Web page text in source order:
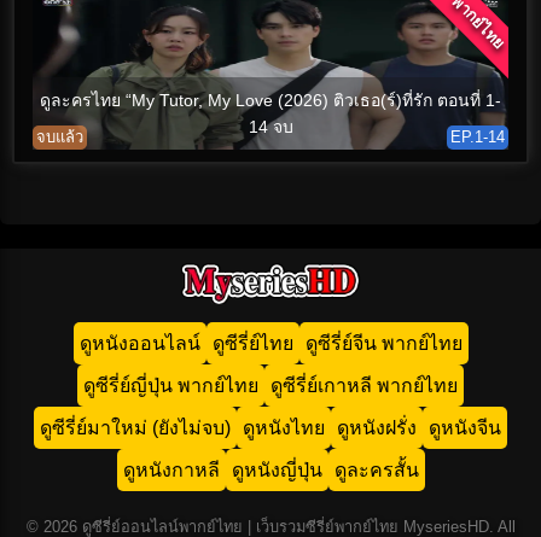
ดูละครไทย “My Tutor, My Love (2026) ติวเธอ(ร์)ที่รัก ตอนที่ 1-
14 จบ
จบแล้ว EP.1-14
พากย์ไทย
ดูหนังออนไลน์ ดูซีรี่ย์ไทย ดูซีรี่ย์จีน พากย์ไทย
ดูซีรี่ย์ญี่ปุ่น พากย์ไทย ดูซีรี่ย์เกาหลี พากย์ไทย
ดูซีรี่ย์มาใหม่ (ยังไม่จบ) ดูหนังไทย ดูหนังฝรั่ง ดูหนังจีน
ดูหนังกาหลี ดูหนังญี่ปุ่น ดูละครสั้น
© 2026 ดูซีรี่ย์ออนไลน์พากย์ไทย | เว็บรวมซีรี่ย์พากย์ไทย MyseriesHD. All